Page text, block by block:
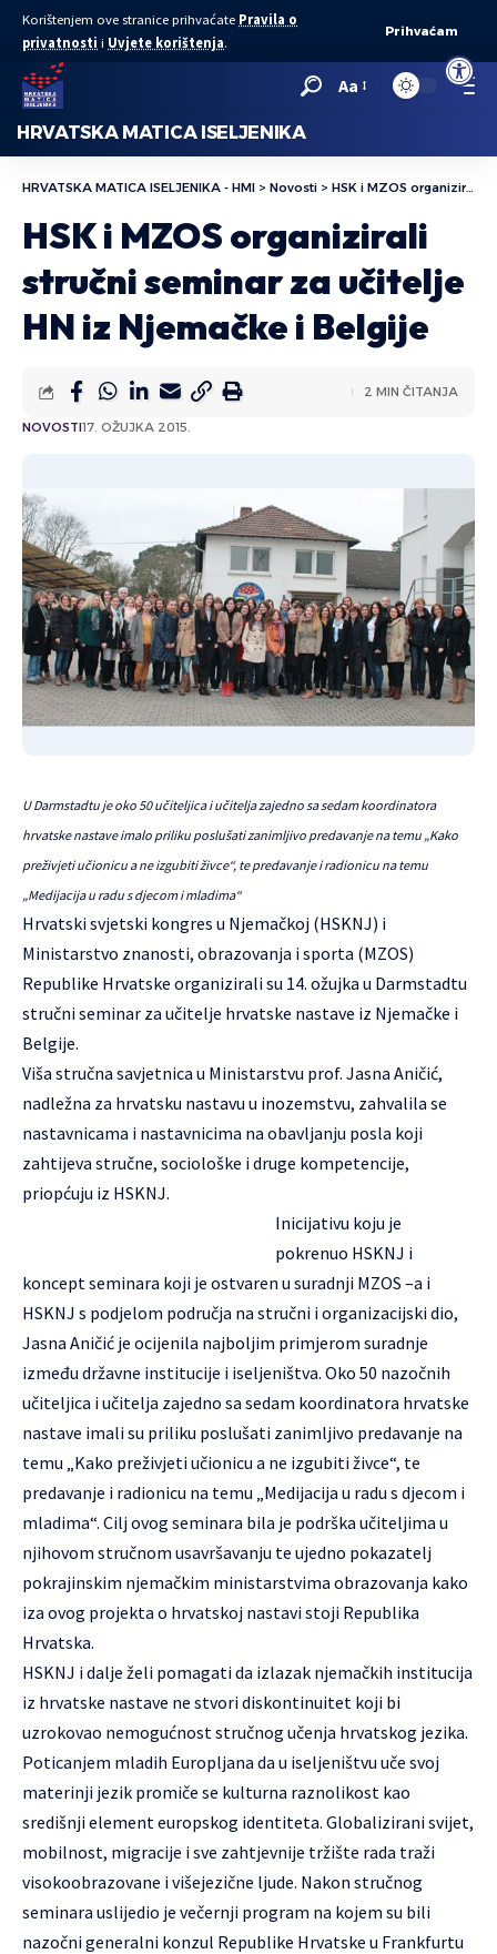
Open
Korištenjem ove stranice prihvaćate Pravila o
privatnosti i Uvjete korištenja.
Prihvaćam
Aa
HRVATSKA MATICA ISELJENIKA
HRVATSKA MATICA ISELJENIKA - HMI > Novosti > HSK i MZOS organizirali stručni seminar za učitelje HN iz Njemačke i Belgije
HSK i MZOS organizirali
stručni seminar za učitelje
HN iz Njemačke i Belgije
NOVOSTI17. OŽUJKA 2015.
2 MIN ČITANJA
U Darmstadtu je oko 50 učiteljica i učitelja zajedno sa sedam koordinatora
hrvatske nastave imalo priliku poslušati zanimljivo predavanje na temu „Kako
preživjeti učionicu a ne izgubiti živce“, te predavanje i radionicu na temu
„Medijacija u radu s djecom i mladima“
Hrvatski svjetski kongres u Njemačkoj (HSKNJ) i
Ministarstvo znanosti, obrazovanja i sporta (MZOS)
Republike Hrvatske organizirali su 14. ožujka u Darmstadtu
stručni seminar za učitelje hrvatske nastave iz Njemačke i
Belgije.
Viša stručna savjetnica u Ministarstvu prof. Jasna Aničić,
nadležna za hrvatsku nastavu u inozemstvu, zahvalila se
nastavnicama i nastavnicima na obavljanju posla koji
zahtijeva stručne, sociološke i druge kompetencije,
priopćuju iz HSKNJ.
Inicijativu koju je
pokrenuo HSKNJ i
koncept seminara koji je ostvaren u suradnji MZOS –a i
HSKNJ s podjelom područja na stručni i organizacijski dio,
Jasna Aničić je ocijenila najboljim primjerom suradnje
između državne institucije i iseljeništva. Oko 50 nazočnih
učiteljica i učitelja zajedno sa sedam koordinatora hrvatske
nastave imali su priliku poslušati zanimljivo predavanje na
temu „Kako preživjeti učionicu a ne izgubiti živce“, te
predavanje i radionicu na temu „Medijacija u radu s djecom i
mladima“. Cilj ovog seminara bila je podrška učiteljima u
njihovom stručnom usavršavanju te ujedno pokazatelj
pokrajinskim njemačkim ministarstvima obrazovanja kako
iza ovog projekta o hrvatskoj nastavi stoji Republika
Hrvatska.
HSKNJ i dalje želi pomagati da izlazak njemačkih institucija
iz hrvatske nastave ne stvori diskontinuitet koji bi
uzrokovao nemogućnost stručnog učenja hrvatskog jezika.
Poticanjem mladih Europljana da u iseljeništvu uče svoj
materinji jezik promiče se kulturna raznolikost kao
središnji element europskog identiteta. Globalizirani svijet,
mobilnost, migracije i sve zahtjevnije tržište rada traži
visokoobrazovane i višejezične ljude. Nakon stručnog
seminara uslijedio je večernji program na kojem su bili
nazočni generalni konzul Republike Hrvatske u Frankfurtu